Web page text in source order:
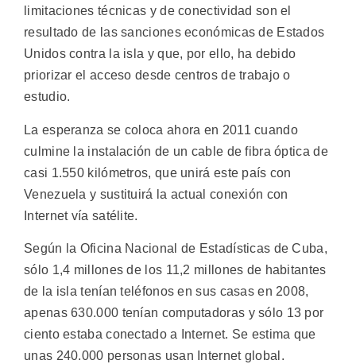
limitaciones técnicas y de conectividad son el
resultado de las sanciones económicas de Estados
Unidos contra la isla y que, por ello, ha debido
priorizar el acceso desde centros de trabajo o
estudio.
La esperanza se coloca ahora en 2011 cuando
culmine la instalación de un cable de fibra óptica de
casi 1.550 kilómetros, que unirá este país con
Venezuela y sustituirá la actual conexión con
Internet vía satélite.
Según la Oficina Nacional de Estadísticas de Cuba,
sólo 1,4 millones de los 11,2 millones de habitantes
de la isla tenían teléfonos en sus casas en 2008,
apenas 630.000 tenían computadoras y sólo 13 por
ciento estaba conectado a Internet. Se estima que
unas 240.000 personas usan Internet global.